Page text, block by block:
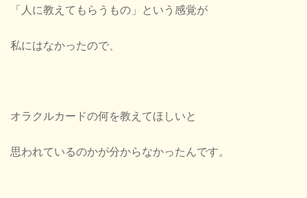
「人に教えてもらうもの」という感覚が
私にはなかったので、
オラクルカードの何を教えてほしいと
思われているのかが分からなかったんです。